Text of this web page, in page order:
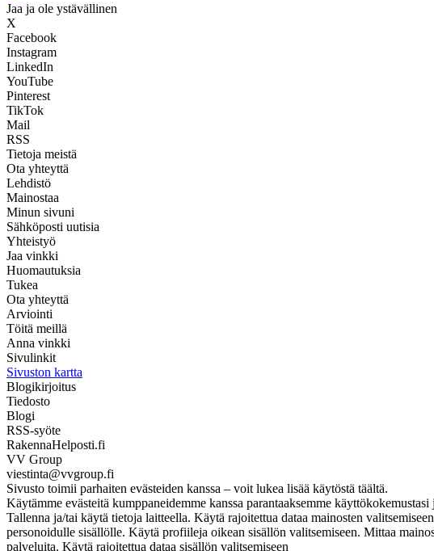
Jaa ja ole ystävällinen
X
Facebook
Instagram
LinkedIn
YouTube
Pinterest
TikTok
Mail
RSS
Tietoja meistä
Ota yhteyttä
Lehdistö
Mainostaa
Minun sivuni
Sähköposti uutisia
Yhteistyö
Jaa vinkki
Huomautuksia
Tukea
Ota yhteyttä
Arviointi
Töitä meillä
Anna vinkki
Sivulinkit
Sivuston kartta
Blogikirjoitus
Tiedosto
Blogi
RSS-syöte
RakennaHelposti.fi
VV Group
viestinta@vvgroup.fi
Sivusto toimii parhaiten evästeiden kanssa – voit lukea lisää käytöstä täältä.
Käytämme evästeitä kumppaneidemme kanssa parantaaksemme
Tallenna ja/tai käytä tietoja laitteella. Käytä rajoitettua dataa mainosten
personoidulle sisällölle. Käytä profiileja oikean sisällön valitsemiseen. Mittaa
palveluita. Käytä rajoitettua dataa sisällön valitsemiseen